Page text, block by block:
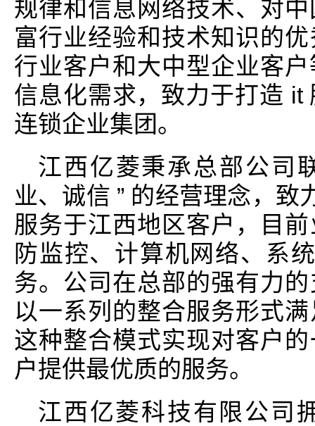
规律和信息网络技术、对
富行业经验和技术知识的
行业客户和大中型企业客
信息化需求，致力于打造 it
连锁企业集团。
江西亿菱秉承总部公司
业、诚信 ” 的经营理念，致
服务于江西地区客户，目
防监控、计算机网络、系
务。公司在总部的强有力
以一系列的整合服务形式
这种整合模式实现对客户
户提供最优质的服务。
江西亿菱科技有限公司